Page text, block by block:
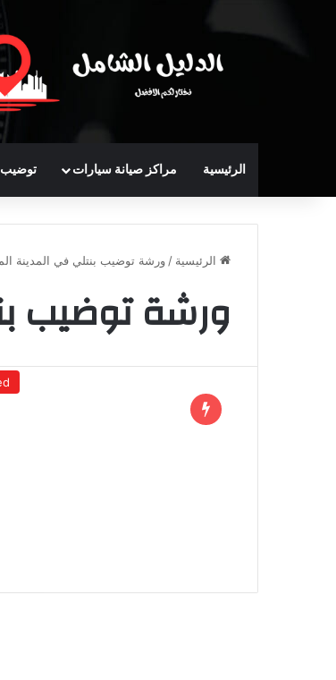
الرئيسية مراكز صيانة سيارات
الرئيسية /ورشة توضيب بنتلي في المدينة
ورشة توضيب